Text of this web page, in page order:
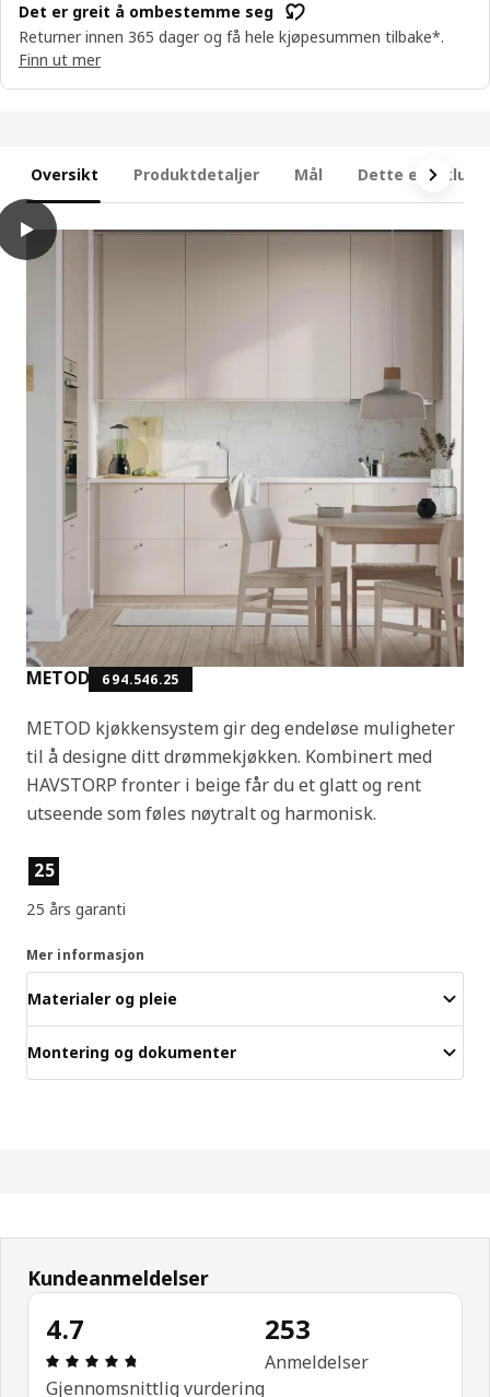
Det er greit å ombestemme seg
Returner innen 365 dager og få hele kjøpesummen tilbake*.
Finn ut mer
Oversikt Produktdetaljer Mål Dette er
METOD 694.546.25
METOD kjøkkensystem gir deg endeløse muligheter
til å designe ditt drømmekjøkken. Kombinert med
HAVSTORP fronter i beige får du et glatt og rent
utseende som føles nøytralt og harmonisk.
Produktfunksjoner
25
25 års garanti
Mer informasjon
Materialer og pleie
Montering og dokumenter
play
METOD Veggskap med hylleplater, hvit/Havstorp beige, 60x80
Kundeanmeldelser
4.7
Produktomtale: 4.7 ingen kundevurdering 5
Gjennomsnittlig vurdering
253
Anmeldelser